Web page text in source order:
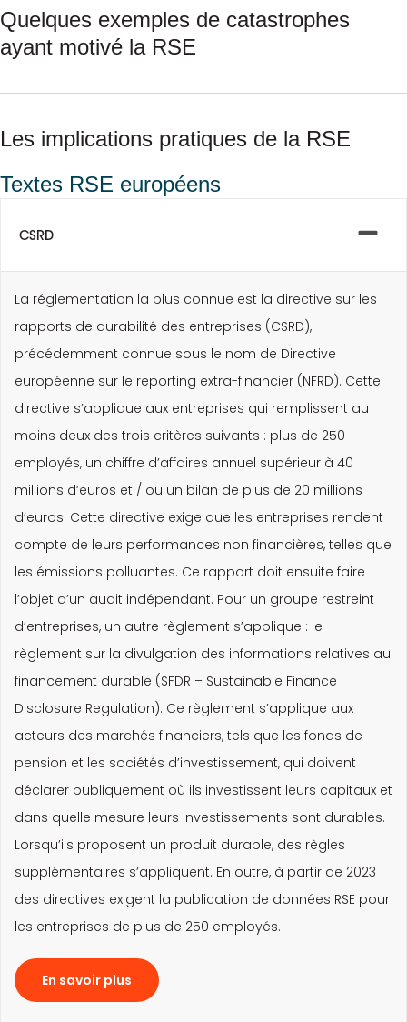
Quelques exemples de catastrophes
ayant motivé la RSE
Les implications pratiques de la RSE
Textes RSE européens
CSRD
La réglementation la plus connue est la directive sur les
rapports de durabilité des entreprises (CSRD),
précédemment connue sous le nom de Directive
européenne sur le reporting extra-financier (NFRD). Cette
directive s’applique aux entreprises qui remplissent au
moins deux des trois critères suivants : plus de 250
employés, un chiffre d’affaires annuel supérieur à 40
millions d’euros et / ou un bilan de plus de 20 millions
d’euros. Cette directive exige que les entreprises rendent
compte de leurs performances non financières, telles que
les émissions polluantes. Ce rapport doit ensuite faire
l’objet d’un audit indépendant. Pour un groupe restreint
d’entreprises, un autre règlement s’applique : le
règlement sur la divulgation des informations relatives au
financement durable (SFDR – Sustainable Finance
Disclosure Regulation). Ce règlement s’applique aux
acteurs des marchés financiers, tels que les fonds de
pension et les sociétés d’investissement, qui doivent
déclarer publiquement où ils investissent leurs capitaux et
dans quelle mesure leurs investissements sont durables.
Lorsqu’ils proposent un produit durable, des règles
supplémentaires s’appliquent. En outre, à partir de 2023
des directives exigent la publication de données RSE pour
les entreprises de plus de 250 employés.
En savoir plus